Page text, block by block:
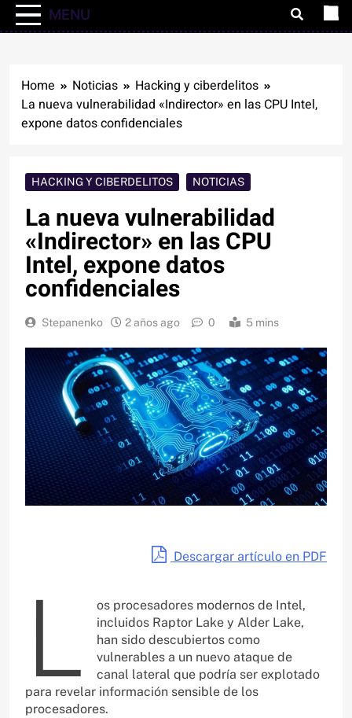
MENU
Home Noticias
Hacking y ciberdelitos
La nueva vulnerabilidad «Indirector» en las CPU Intel,
expone datos confidenciales
HACKING Y CIBERDELITOS NOTICIAS
La nueva vulnerabilidad
«Indirector» en las CPU
Intel, expone datos
confidenciales
Stepanenko 2 años ago 0 5 mins
Descargar artículo en PDF
L
os procesadores modernos de Intel,
incluidos Raptor Lake y Alder Lake,
han sido descubiertos como
vulnerables a un nuevo ataque de
canal lateral que podría ser explotado
para revelar información sensible de los
procesadores.